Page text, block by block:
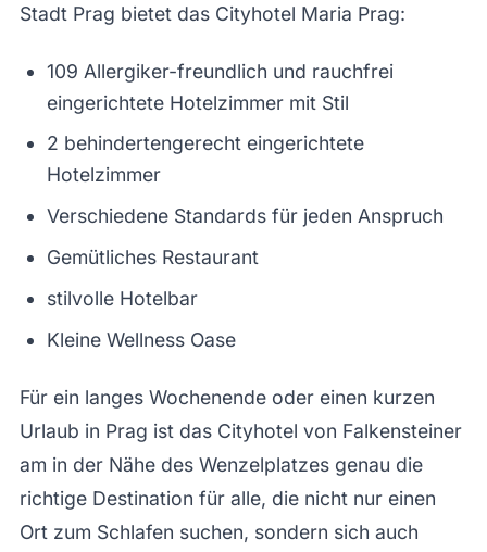
Stadt Prag bietet das Cityhotel Maria Prag:
109 Allergiker-freundlich und rauchfrei
eingerichtete Hotelzimmer mit Stil
2 behindertengerecht eingerichtete
Hotelzimmer
Verschiedene Standards für jeden Anspruch
Gemütliches Restaurant
stilvolle Hotelbar
Kleine Wellness Oase
Für ein langes Wochenende oder einen kurzen
Urlaub in Prag ist das Cityhotel von Falkensteiner
am in der Nähe des Wenzelplatzes genau die
richtige Destination für alle, die nicht nur einen
Ort zum Schlafen suchen, sondern sich auch